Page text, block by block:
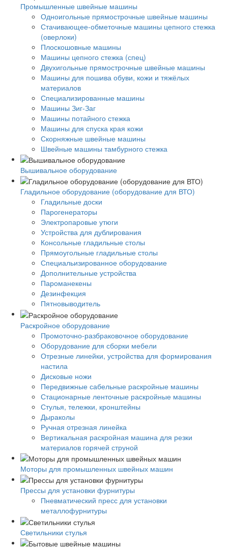
Промышленные швейные машины
Одноигольные прямострочные швейные машины
Стачивающее-обметочные машины цепного стежка
(оверлоки)
Плоскошовные машины
Машины цепного стежка (спец)
Двухигольные прямострочные швейные машины
Машины для пошива обуви, кожи и тяжёлых
материалов
Специализированные машины
Машины Зиг-Заг
Машины потайного стежка
Машины для спуска края кожи
Скорняжные швейные машины
Швейные машины тамбурного стежка
Вышивальное оборудование
Гладильное оборудование (оборудование для ВТО)
Гладильные доски
Парогенераторы
Электропаровые утюги
Устройства для дублирования
Консольные гладильные столы
Прямоугольные гладильные столы
Специальизированное оборудование
Дополнительные устройства
Пароманекены
Дезинфекция
Пятновыводитель
Раскройное оборудование
Промоточно-разбраковочное оборудование
Оборудование для сборки мебели
Отрезные линейки, устройства для формирования
настила
Дисковые ножи
Передвижные сабельные раскройные машины
Стационарные ленточные раскройные машины
Стулья, тележки, кронштейны
Дыраколы
Ручная отрезная линейка
Вертикальная раскройная машина для резки
материалов горячей струной
Моторы для промышленных швейных машин
Прессы для установки фурнитуры
Пневматический пресс для установки
металлофурнитуры
Светильники стулья